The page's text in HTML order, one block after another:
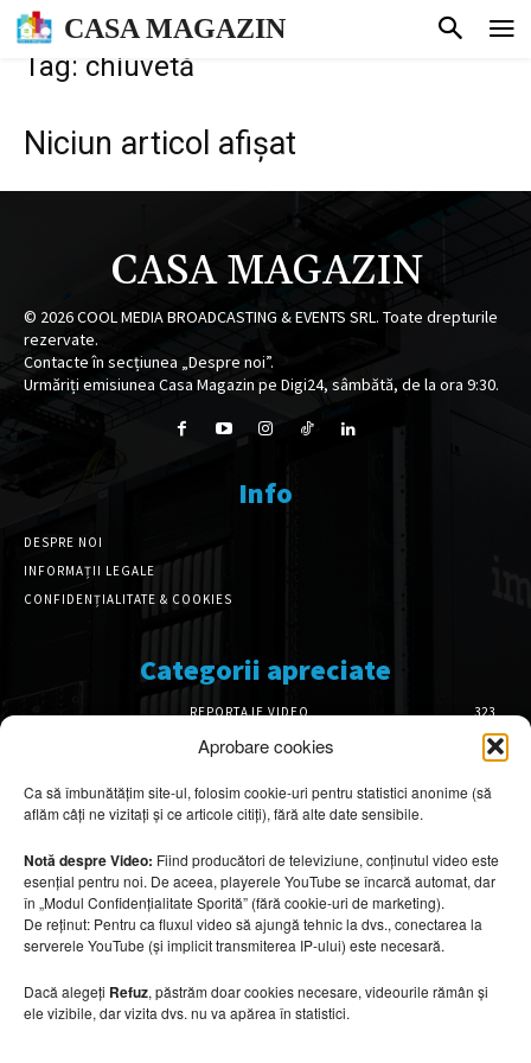
Aprobare cookies
Ca să îmbunătățim site-ul, folosim cookie-uri pentru statistici anonime (să
aflăm câți ne vizitați și ce articole citiți), fără alte date sensibile.
Notă despre Video: Fiind producători de televiziune, conținutul video este
esențial pentru noi. De aceea, playerele YouTube se încarcă automat, dar
în „Modul Confidențialitate Sporită” (fără cookie-uri de marketing).
De reținut: Pentru ca fluxul video să ajungă tehnic la dvs., conectarea la
serverele YouTube (și implicit transmiterea IP-ului) este necesară.
Dacă alegeți Refuz, păstrăm doar cookies necesare, videourile rămân și
ele vizibile, dar vizita dvs. nu va apărea în statistici.
CASA MAGAZIN
Tag: chiuvetă
Niciun articol afișat
CASA MAGAZIN
© 2026COOL MEDIA BROADCASTING & EVENTS SRL. Toate drepturile
rezervate.
Contacte în secțiunea „Despre noi”.
Urmăriți emisiunea Casa Magazin pe Digi24, sâmbătă, de la ora 9:30.
Info
DESPRE NOI
INFORMAȚII LEGALE
CONFIDENȚIALITATE & COOKIES
Categorii apreciate
REPORTAJE VIDEO
323
AMENAJĂRI INTERIOARE
126
DESIGN INTERIOR
64
ARHITECTURĂ & DESIGN
OPINII & ANALIZE
43
Articole recomandate
Cele mai impresionante cabane moderne
7 august 2026